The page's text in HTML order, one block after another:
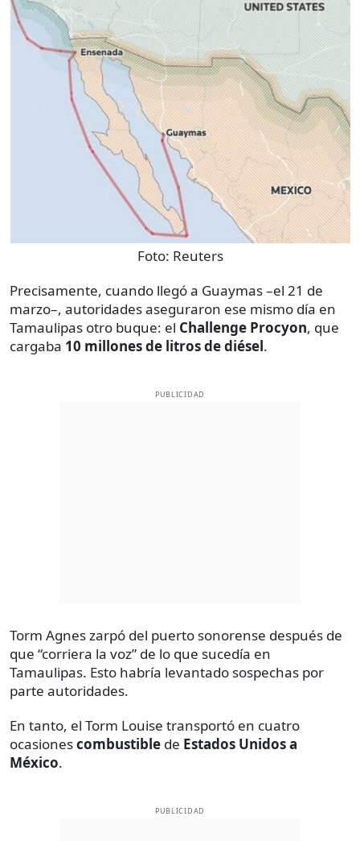
Foto: Reuters
Precisamente, cuando llegó a Guaymas –el 21 de
marzo–, autoridades aseguraron ese mismo día en
Tamaulipas otro buque: el Challenge Procyon, que
cargaba 10 millones de litros de diésel.
PUBLICIDAD
Torm Agnes zarpó del puerto sonorense después de
que “corriera la voz” de lo que sucedía en
Tamaulipas. Esto habría levantado sospechas por
parte autoridades.
En tanto, el Torm Louise transportó en cuatro
ocasionescombustible de Estados Unidos a
México.
PUBLICIDAD